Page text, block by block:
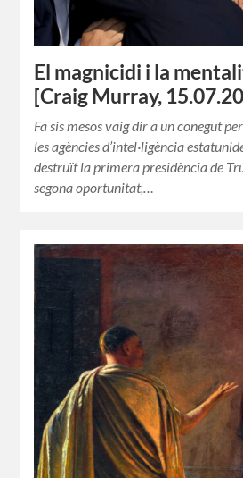
El magnicidi i la
[Craig Murray,
Fa sis mesos vaig dir a un conegut
les agències d’intel·ligència
destruït la primera presidència de
segona oportunitat,…